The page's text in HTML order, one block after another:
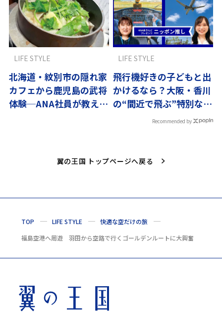
北海道・紋別市の隠れ家
カフェから鹿児島の武将
体験─ANA社員が教える
LIFE STYLE
飛行機好きの子どもと出
かけるなら？大阪・香川
の“間近で飛ぶ”特別な体
LIFE STYLE
Recommended by
翼の王国 トップページへ戻る
TOP LIFE STYLE
快適な空だけの旅
福島空港へ周遊 羽田から空路で行くゴールデンルートに大興奮